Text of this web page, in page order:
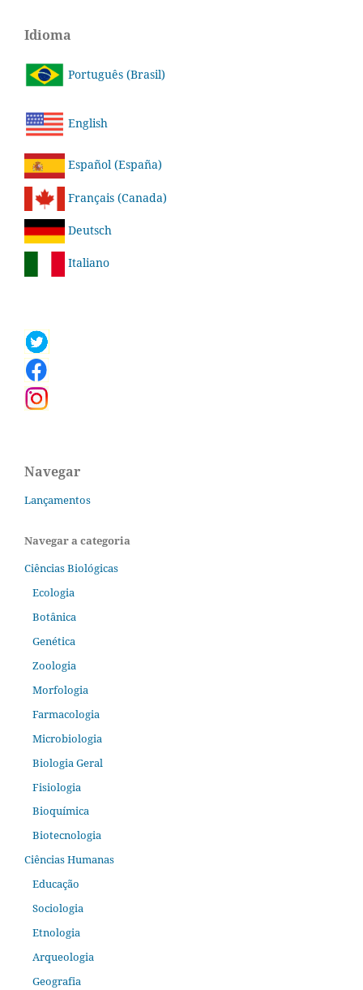
Idioma
Português (Brasil)
English
Español (España)
Français (Canada)
Deutsch
Italiano
Navegar
Lançamentos
Navegar a categoria
Ciências Biológicas
Ecologia
Botânica
Genética
Zoologia
Morfologia
Farmacologia
Microbiologia
Biologia Geral
Fisiologia
Bioquímica
Biotecnologia
Ciências Humanas
Educação
Sociologia
Etnologia
Arqueologia
Geografia